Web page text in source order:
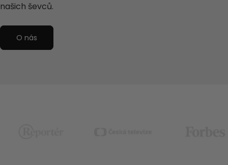
našich ševců.
O nás